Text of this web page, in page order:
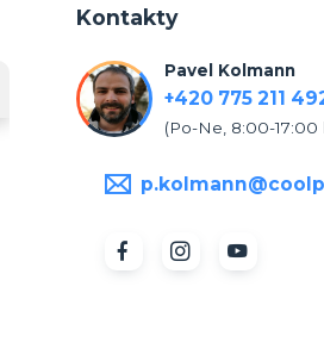
Kontakty
Pavel Kolmann
+420 775 211
(Po-Ne, 8:00-17:00